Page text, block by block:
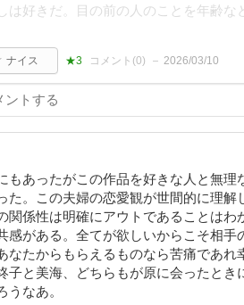
は好きだ。目の前の人のことを年齢
ナイス ★3 コメント(0) 2026/03/10
もあったがこの作品を好きな人と無
た。この夫婦の恋愛観が世間的に理
関係性は明確にアウトであることは
感がある。全てが欲しいからこそ相
なたからもらえるものなら苦痛であ
子と美海、どちらもが原に会ったと
うなあ。